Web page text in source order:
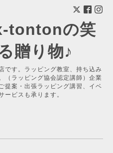
tontonの笑
贈り物♪
です。ラッピング教室、持ち込み
（ラッピング協会認定講師）企業
提案・出張ラッピング講習、イベ
ービスも承ります。